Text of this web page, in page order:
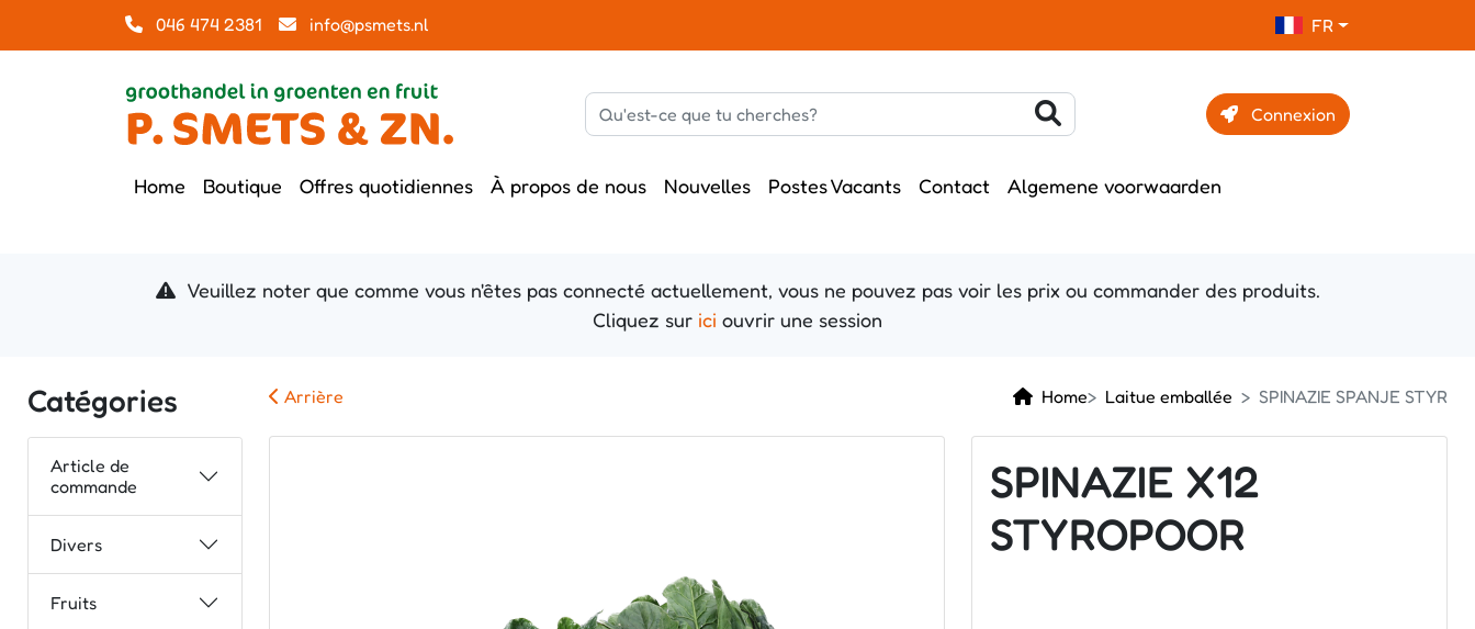
046 474 2381 info@psmets.nl FR
Connexion
Home Boutique Offres quotidiennes À propos de nous Nouvelles Postes Vacants Contact Algemene voorwaarden
Veuillez noter que comme vous n'êtes pas connecté actuellement, vous ne pouvez pas voir les prix ou commander des produits.
Cliquez sur ici ouvrir une session
Catégories
Article de
commande
Divers
Fruits
Arrière Home Laitue emballée SPINAZIE SPANJE STYR
SPINAZIE X12
STYROPOOR